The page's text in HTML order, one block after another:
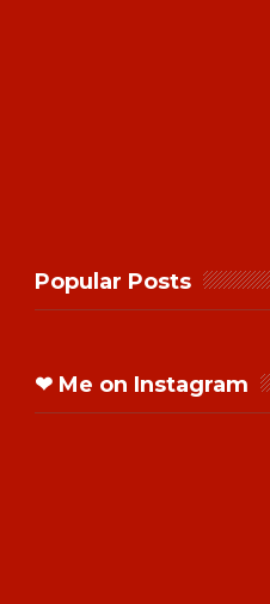
Popular Posts
❤ Me on Instagram